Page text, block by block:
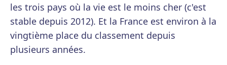
les trois pays où la vie est le moins cher (c'est
stable depuis 2012). Et la France est environ à la
vingtième place du classement depuis
plusieurs années.